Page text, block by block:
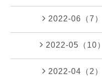
2022-06（7）
2022-05（10）
2022-04（2）